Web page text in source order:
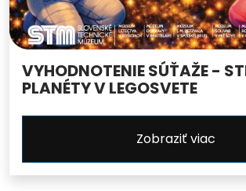
VYHODNOTENIE SÚŤAŽE -
PLANÉTY V LEGOSVETE
Zobraziť viac